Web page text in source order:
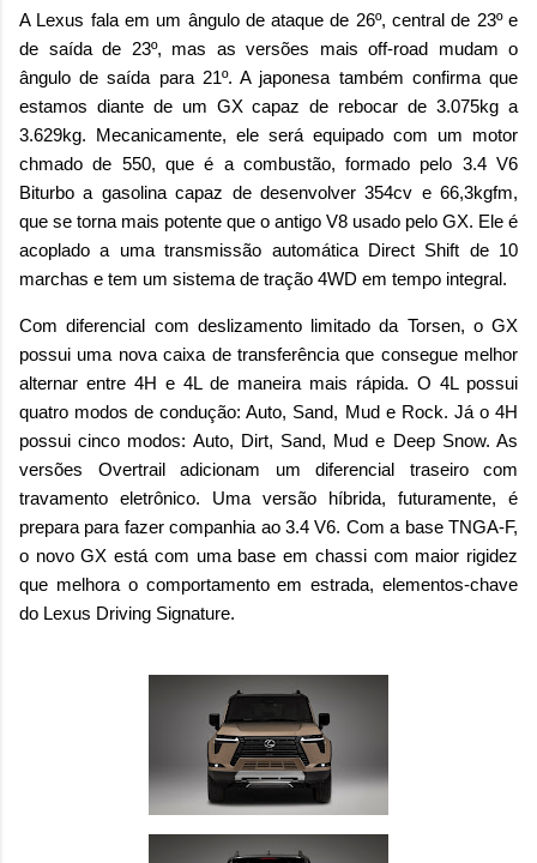
A Lexus fala em um ângulo de ataque de 26º, central de 23º e
de saída de 23º, mas as versões mais off-road mudam o
ângulo de saída para 21º. A japonesa também confirma que
estamos diante de um GX capaz de rebocar de 3.075kg a
3.629kg. Mecanicamente, ele será equipado com um motor
chmado de 550, que é a combustão, formado pelo 3.4 V6
Biturbo a gasolina capaz de desenvolver 354cv e 66,3kgfm,
que se torna mais potente que o antigo V8 usado pelo GX. Ele é
acoplado a uma transmissão automática Direct Shift de 10
marchas e tem um sistema de tração 4WD em tempo integral.
Com diferencial com deslizamento limitado da Torsen, o GX
possui uma nova caixa de transferência que consegue melhor
alternar entre 4H e 4L de maneira mais rápida. O 4L possui
quatro modos de condução: Auto, Sand, Mud e Rock. Já o 4H
possui cinco modos: Auto, Dirt, Sand, Mud e Deep Snow. As
versões Overtrail adicionam um diferencial traseiro com
travamento eletrônico. Uma versão híbrida, futuramente, é
prepara para fazer companhia ao 3.4 V6. Com a base TNGA-F,
o novo GX está com uma base em chassi com maior rigidez
que melhora o comportamento em estrada, elementos-chave
do Lexus Driving Signature.